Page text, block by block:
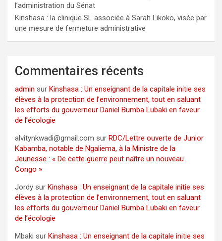
l’administration du Sénat
Kinshasa : la clinique SL associée à Sarah Likoko, visée par
une mesure de fermeture administrative
Commentaires récents
admin sur Kinshasa : Un enseignant de la capitale initie ses
élèves à la protection de l’environnement, tout en saluant
les efforts du gouverneur Daniel Bumba Lubaki en faveur
de l’écologie
alvitynkwadi@gmail.com sur RDC/Lettre ouverte de Junior
Kabamba, notable de Ngaliema, à la Ministre de la
Jeunesse : « De cette guerre peut naître un nouveau
Congo »
Jordy sur Kinshasa : Un enseignant de la capitale initie ses
élèves à la protection de l’environnement, tout en saluant
les efforts du gouverneur Daniel Bumba Lubaki en faveur
de l’écologie
Mbaki sur Kinshasa : Un enseignant de la capitale initie ses